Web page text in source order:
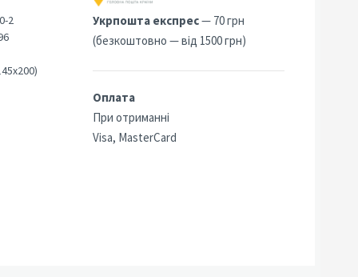
2
Укрпошта експрес— 70 грн
(безкоштовно — від 1500 грн)
Оплата
При отриманні
Visa, MasterCard